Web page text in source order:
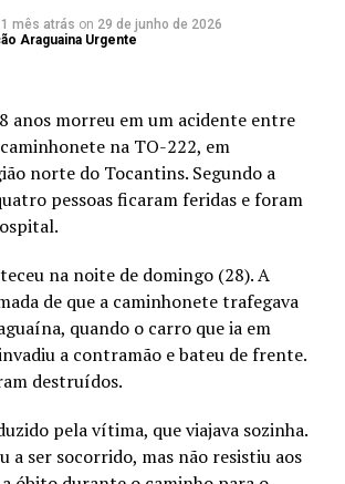
1 mês atrás on 29 de junho de 2026
Araguaina Urgente
anos morreu em um acidente entre
na TO-222, em
norte do Tocantins. Segundo a
pessoas ficaram feridas e foram
na noite de domingo (28). A
de que a caminhonete trafegava
quando o carro que ia em
a contramão e bateu de frente.
destruídos.
pela vítima, que viajava sozinha.
a ser socorrido, mas não resistiu aos